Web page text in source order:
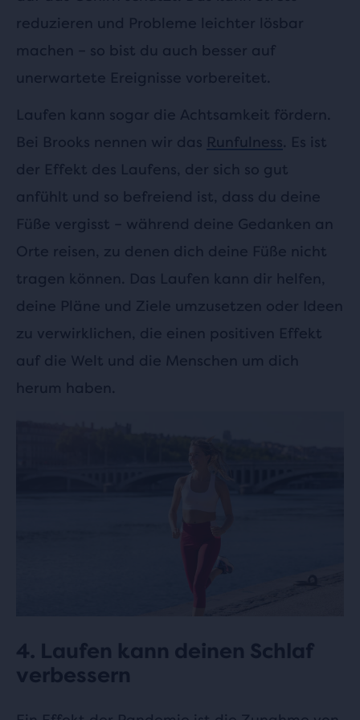
reduzieren und Probleme leichter lösbar
machen – so bist du auch besser auf
unerwartete Ereignisse vorbereitet.
Laufen kann sogar die Achtsamkeit fördern.
Bei Brooks nennen wir das Runfulness. Es ist
der Effekt des Laufens, der sich so gut
anfühlt und so befreiend ist, dass du deine
Füße vergisst – während deine Gedanken an
Orte reisen, zu denen dich deine Füße nicht
tragen können. Das Laufen kann dir helfen,
deine Pläne und Ziele umzusetzen oder Ideen
zu verwirklichen, die einen positiven Effekt
auf die Welt und die Menschen um dich
herum haben.
4. Laufen kann deinen Schlaf
verbessern